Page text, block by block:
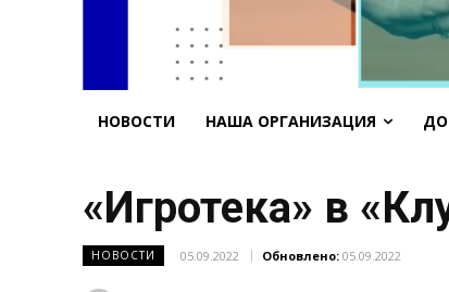
НОВОСТИ НАША ОРГАНИЗАЦИЯ
«Игротека» в
НОВОСТИ 05.09.2022 Обновлено: 05.09.2022